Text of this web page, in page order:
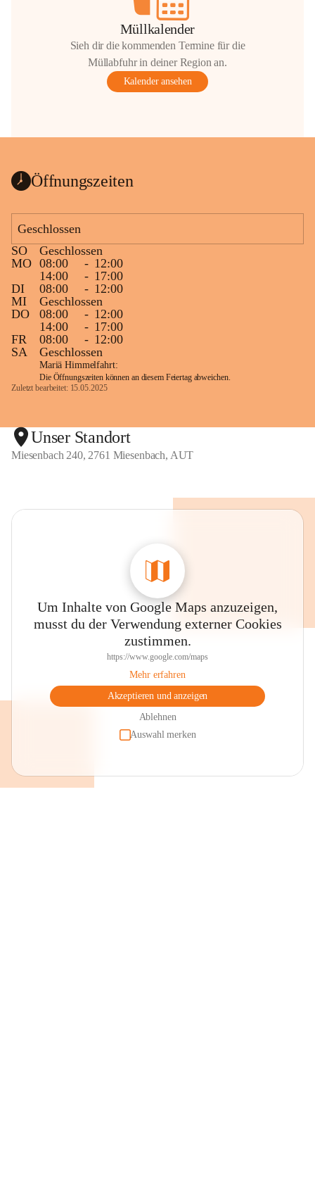
Müllkalender
Sieh dir die kommenden Termine für die
Müllabfuhr in deiner Region an.
Kalender ansehen
Öffnungszeiten
Geschlossen
SO
Geschlossen
MO 08:00 - 12:00
14:00
- 17:00
DI
08:00 - 12:00
MI
Geschlossen
DO
08:00 - 12:00
14:00
- 17:00
FR
08:00 - 12:00
SA
Geschlossen
Mariä Himmelfahrt:
Die Öffnungszeiten können an diesem Feiertag abweichen.
Zuletzt bearbeitet: 15.05.2025
Unser Standort
Miesenbach 240, 2761 Miesenbach, AUT
Um Inhalte von Google Maps anzuzeigen,
musst du der Verwendung externer Cookies
zustimmen.
https://www.google.com/maps
Mehr erfahren
Akzeptieren und anzeigen
Ablehnen
Auswahl merken